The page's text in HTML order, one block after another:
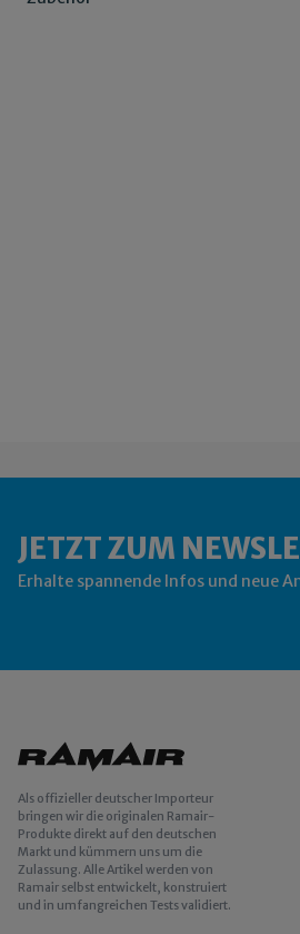
JETZT ZUM
Erhalte spannende Infos und neue
Als offizieller deutscher Importeur
bringen wir die originalen Ramair-
Produkte direkt auf den deutschen
Markt und kümmern uns um die
Zulassung. Alle Artikel werden von
Ramair selbst entwickelt, konstruiert
und in umfangreichen Tests validiert.